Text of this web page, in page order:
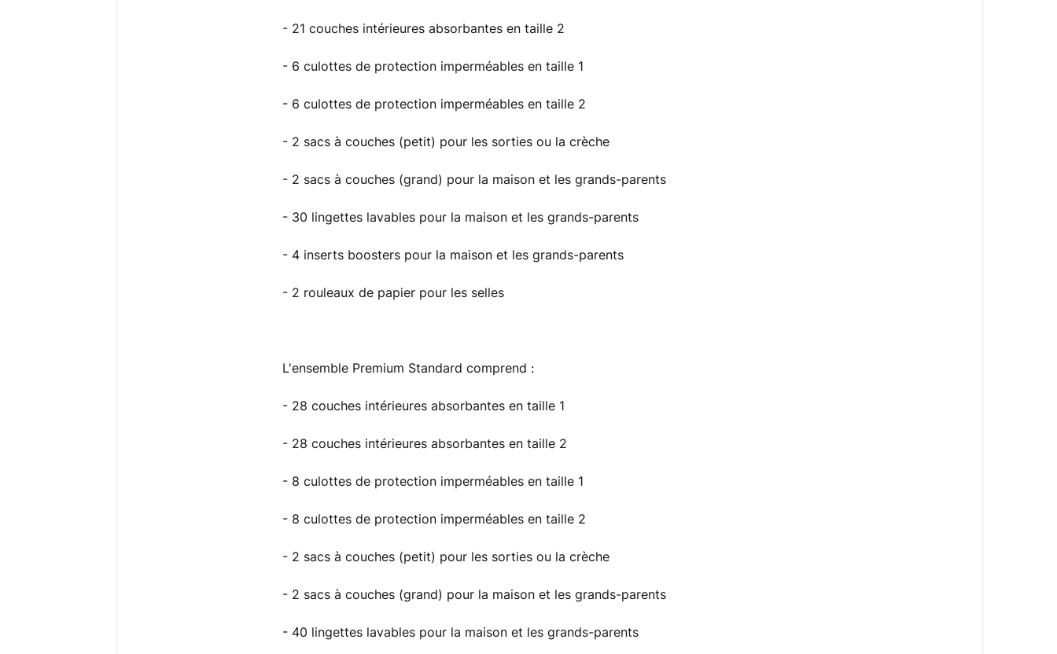
- 21 couches intérieures absorbantes en taille 2
- 6 culottes de protection imperméables en taille 1
- 6 culottes de protection imperméables en taille 2
- 2 sacs à couches (petit) pour les sorties ou la crèche
- 2 sacs à couches (grand) pour la maison et les grands-parents
- 30 lingettes lavables pour la maison et les grands-parents
- 4 inserts boosters pour la maison et les grands-parents
- 2 rouleaux de papier pour les selles
L'ensemble Premium Standard comprend :
- 28 couches intérieures absorbantes en taille 1
- 28 couches intérieures absorbantes en taille 2
- 8 culottes de protection imperméables en taille 1
- 8 culottes de protection imperméables en taille 2
- 2 sacs à couches (petit) pour les sorties ou la crèche
- 2 sacs à couches (grand) pour la maison et les grands-parents
- 40 lingettes lavables pour la maison et les grands-parents